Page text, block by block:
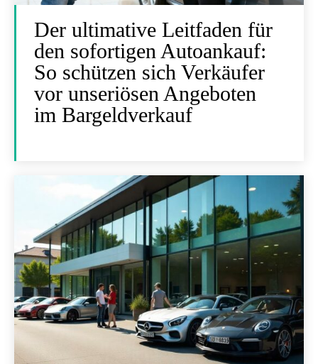
Der ultimative Leitfaden für
den sofortigen Autoankauf:
So schützen sich Verkäufer
vor unseriösen Angeboten
im Bargeldverkauf